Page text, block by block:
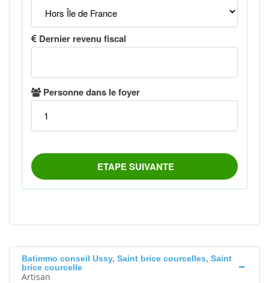
Batimmo conseil Ussy, Saint brice courcelles, Saint
brice courcelle
Artisan